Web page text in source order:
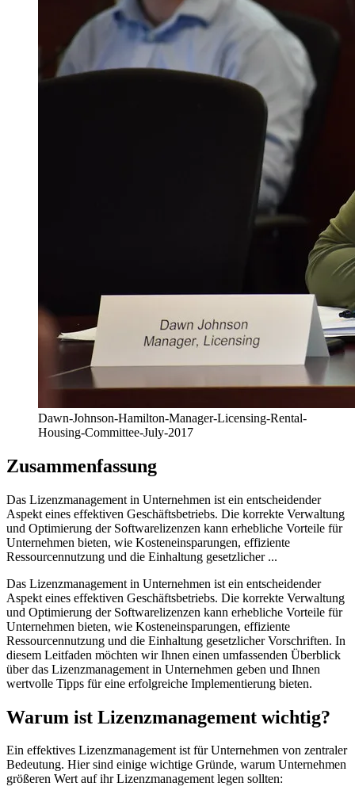
Dawn-Johnson-Hamilton-Manager-Licensing-Rental-
Housing-Committee-July-2017
Zusammenfassung
Das Lizenzmanagement in Unternehmen ist ein entscheidender
Aspekt eines effektiven Geschäftsbetriebs. Die korrekte Verwaltung
und Optimierung der Softwarelizenzen kann erhebliche Vorteile für
Unternehmen bieten, wie Kosteneinsparungen, effiziente
Ressourcennutzung und die Einhaltung gesetzlicher ...
Das Lizenzmanagement in Unternehmen ist ein entscheidender
Aspekt eines effektiven Geschäftsbetriebs. Die korrekte Verwaltung
und Optimierung der Softwarelizenzen kann erhebliche Vorteile für
Unternehmen bieten, wie Kosteneinsparungen, effiziente
Ressourcennutzung und die Einhaltung gesetzlicher Vorschriften. In
diesem Leitfaden möchten wir Ihnen einen umfassenden Überblick
über das Lizenzmanagement in Unternehmen geben und Ihnen
wertvolle Tipps für eine erfolgreiche Implementierung bieten.
Warum ist Lizenzmanagement wichtig?
Ein effektives Lizenzmanagement ist für Unternehmen von zentraler
Bedeutung. Hier sind einige wichtige Gründe, warum Unternehmen
größeren Wert auf ihr Lizenzmanagement legen sollten: